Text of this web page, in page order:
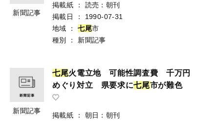
新聞記事
掲載紙 ：
読売：朝刊
掲載日
：
1990-07-31
地域
： 七尾市
種別
： 新聞記事
新聞記事
七尾火電立地 可能性調査費 千万円
めぐり対立 県要求に七尾市が難色
掲載紙 ：
朝日：朝刊